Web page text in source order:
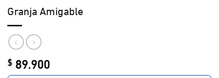
Granja Amigable
$ 89.900